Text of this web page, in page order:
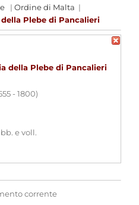
| Ordine di Malta |
Plebe di Pancalieri
della Plebe di Pancalieri
- 1800)
bb. e voll.
corrente